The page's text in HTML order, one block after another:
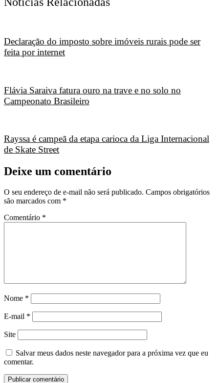
Declaração do imposto sobre imóveis rurais pode ser
feita por internet
Flávia Saraiva fatura ouro na trave e no solo no
Campeonato Brasileiro
Rayssa é campeã da etapa carioca da Liga Internacional
de Skate Street
Deixe um comentário
O seu endereço de e-mail não será publicado. Campos obrigatórios
são marcados com *
Comentário *
Nome *
E-mail *
Site
Salvar meus dados neste navegador para a próxima vez que eu
comentar.